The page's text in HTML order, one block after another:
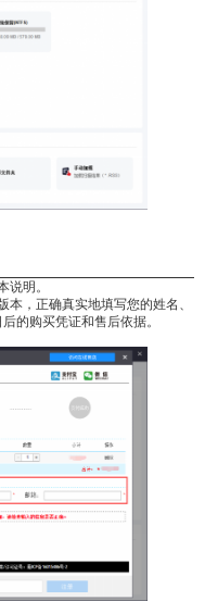
说明。
，正确真实地填写您的姓名、
的购买凭证和售后依据。